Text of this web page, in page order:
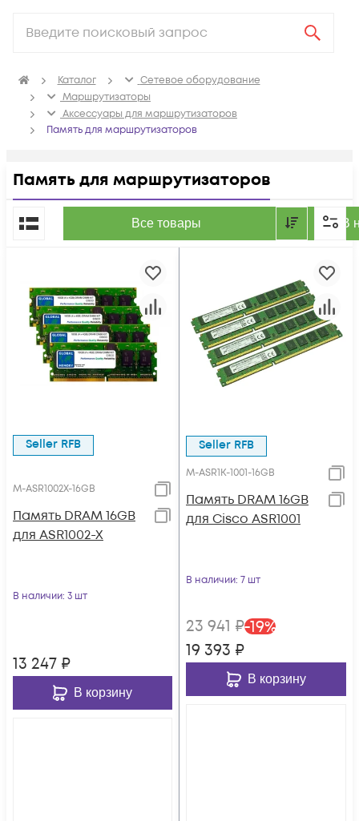
Каталог
Сетевое оборудование
Маршрутизаторы
Аксессуары для маршрутизаторов
Память для маршрутизаторов
Память для маршрутизаторов
Все товары В
По популярности
Seller RFB
M-ASR1002X-16GB
Память DRAM 16GB
для ASR1002-X
В наличии: 3 шт
13 247 ₽
В корзину
Seller RFB
M-ASR1K-1001-16GB
Память DRAM 16GB
для Cisco ASR1001
В наличии: 7 шт
23 941 ₽-19%
19 393 ₽
В корзину